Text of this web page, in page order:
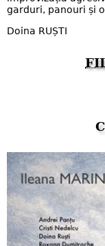
garduri, panouri și
Doina RUȘTI